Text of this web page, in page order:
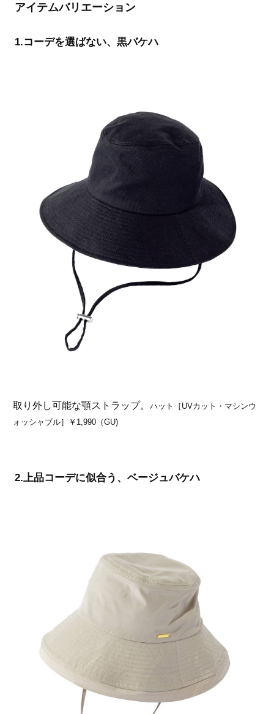
アイテムバリエーション
1.コーデを選ばない、黒バケハ
取り外し可能な顎ストラップ。 ハット［UVカット・マシンウ
ォッシャブル］￥1,990（GU)
2.上品コーデに似合う、ベージュバケハ